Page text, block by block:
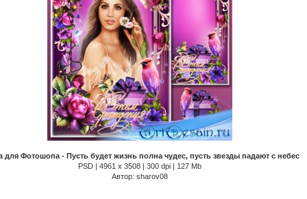
для Фотошопа - Пусть будет жизнь полна чудес, пусть звезды падают с небес
PSD | 4961 х 3508 | 300 dpi | 127 Mb
Автор: sharov08